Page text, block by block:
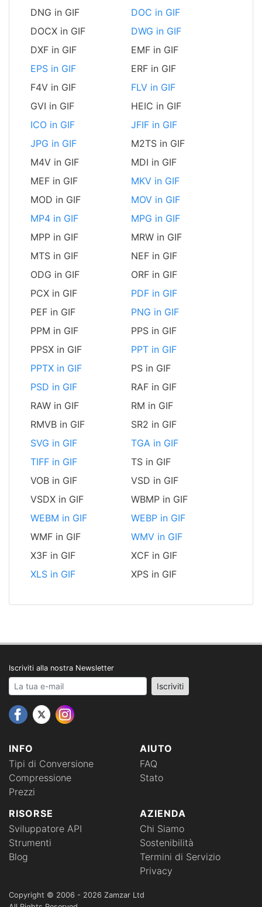
DNG in GIF
DOC in GIF
DOCX in GIF
DWG in GIF
DXF in GIF
EMF in GIF
EPS in GIF
ERF in GIF
F4V in GIF
FLV in GIF
GVI in GIF
HEIC in GIF
ICO in GIF
JFIF in GIF
JPG in GIF
M2TS in GIF
M4V in GIF
MDI in GIF
MEF in GIF
MKV in GIF
MOD in GIF
MOV in GIF
MP4 in GIF
MPG in GIF
MPP in GIF
MRW in GIF
MTS in GIF
NEF in GIF
ODG in GIF
ORF in GIF
PCX in GIF
PDF in GIF
PEF in GIF
PNG in GIF
PPM in GIF
PPS in GIF
PPSX in GIF
PPT in GIF
PPTX in GIF
PS in GIF
PSD in GIF
RAF in GIF
RAW in GIF
RM in GIF
RMVB in GIF
SR2 in GIF
SVG in GIF
TGA in GIF
TIFF in GIF
TS in GIF
VOB in GIF
VSD in GIF
VSDX in GIF
WBMP in GIF
WEBM in GIF
WEBP in GIF
WMF in GIF
WMV in GIF
X3F in GIF
XCF in GIF
XLS in GIF
XPS in GIF
INFO
Tipi di Conversione
Compressione
Prezzi
AIUTO
FAQ
Stato
RISORSE
Sviluppatore API
Strumenti
Blog
AZIENDA
Chi Siamo
Sostenibilità
Termini di Servizio
Privacy
Iscriviti alla nostra Newsletter
Your email address Iscriviti
Copyright © 2006 - 2026 Zamzar Ltd